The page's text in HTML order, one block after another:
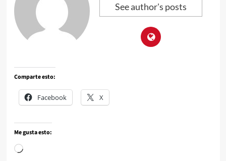
See author's posts
Comparte esto:
Facebook X
Me gusta esto: